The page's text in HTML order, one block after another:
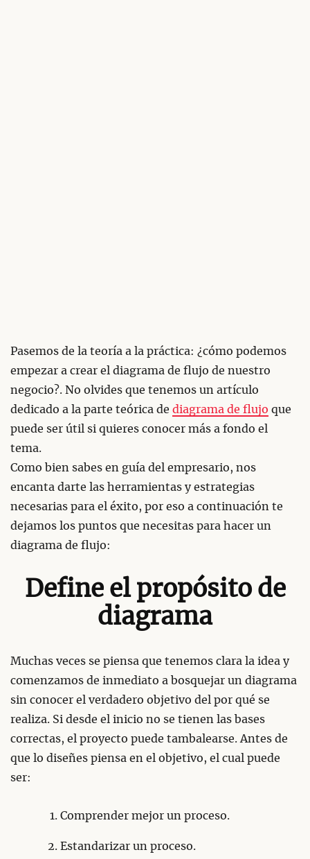
Pasemos de la teoría a la práctica: ¿cómo podemos
empezar a crear el diagrama de flujo de nuestro
negocio?. No olvides que tenemos un artículo
dedicado a la parte teórica de diagrama de flujo que
puede ser útil si quieres conocer más a fondo el
tema.
Como bien sabes en guía del empresario, nos
encanta darte las herramientas y estrategias
necesarias para el éxito, por eso a continuación te
dejamos los puntos que necesitas para hacer un
diagrama de flujo:
Define el propósito de
diagrama
Muchas veces se piensa que tenemos clara la idea y
comenzamos de inmediato a bosquejar un diagrama
sin conocer el verdadero objetivo del por qué se
realiza. Si desde el inicio no se tienen las bases
correctas, el proyecto puede tambalearse. Antes de
que lo diseñes piensa en el objetivo, el cual puede
ser:
Comprender mejor un proceso.
Estandarizar un proceso.